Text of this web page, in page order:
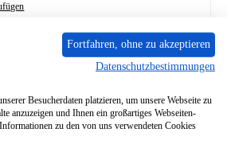
Frage zum ProduktFortfahren, ohne zu akzeptieren
Datenschutzbestimmungen
Besucherdaten platzieren, um unsere Webseite zu
anzuzeigen und Ihnen ein großartiges Webseiten-
zu den von uns verwendeten Cookies